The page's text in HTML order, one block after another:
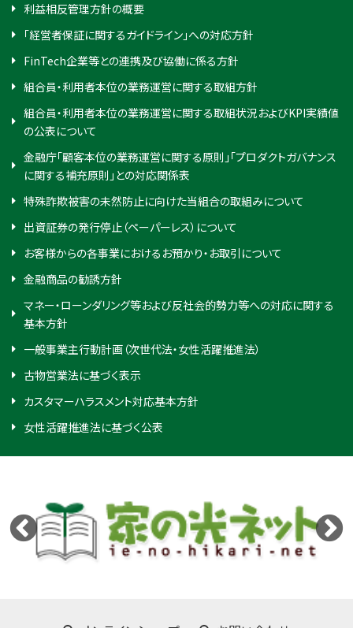
利益相反管理方針の概要
「経営者保証に関するガイドライン」への対応方針
FinTech企業等との連携及び協働に係る方針
組合員・利用者本位の業務運営に関する取組方針
組合員・利用者本位の業務運営に関する取組状況およびKPI実績値
の公表について
金融庁「顧客本位の業務運営に関する原則」「プロダクトガバナンス
に関する補充原則」との対応関係表
特殊詐欺被害の未然防止に向けた当組合の取組みについて
出資証券の発行停止（ペーパーレス）について
お客様からの各事業におけるお預かり・お取引について
金融商品の勧誘方針
マネー・ローンダリング等および反社会的勢力等への対応に関する
基本方針
一般事業主行動計画（次世代法・女性活躍推進法）
古物営業法に基づく表示
カスタマーハラスメント対応基本方針
女性活躍推進法に基づく公表